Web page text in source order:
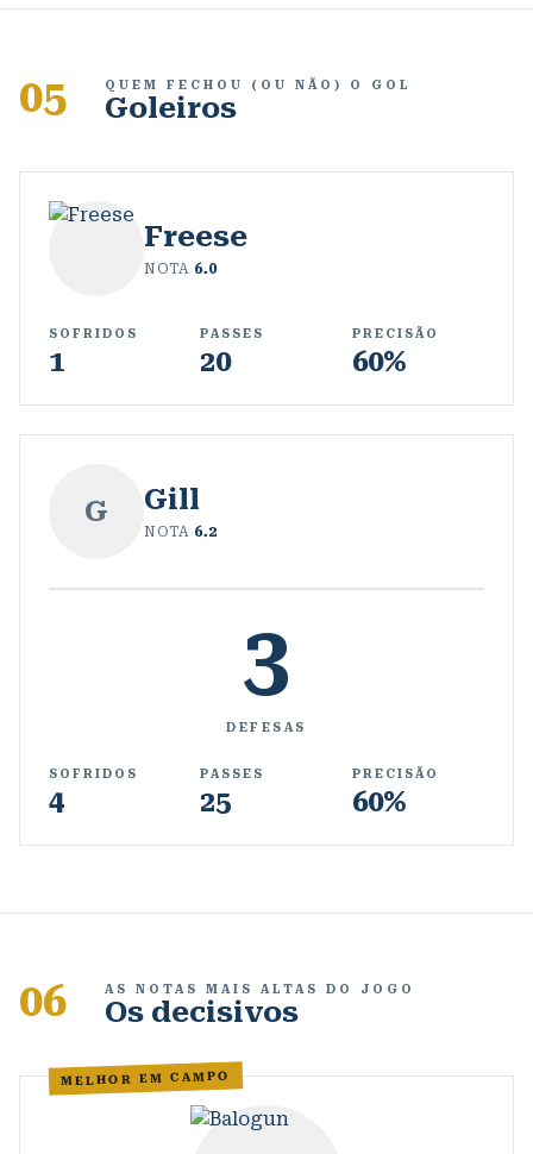
05 QUEM FECHOU (OU NÃO) O GOL
Goleiros
Freese
NOTA 6.0
SOFRIDOS
1
PASSES
20
PRECISÃO
60%
G Gill
NOTA 6.2
3
DEFESAS
SOFRIDOS
4
PASSES
25
PRECISÃO
60%
06 AS NOTAS MAIS ALTAS DO JOGO
Os decisivos
MELHOR EM CAMPO